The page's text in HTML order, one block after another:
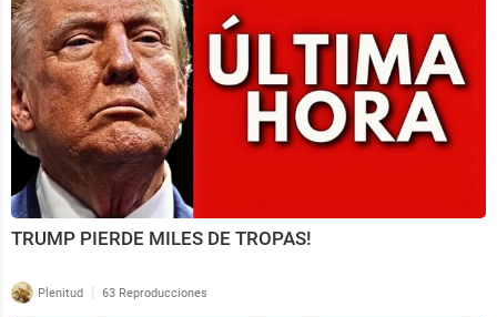
TRUMP PIERDE MILES DE TROPAS!
Plenitud | 63 Reproducciones